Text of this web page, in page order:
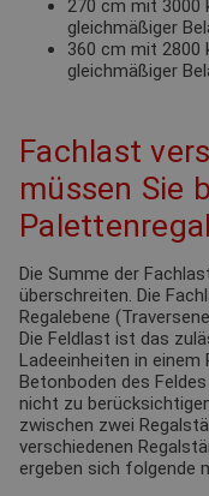
270 cm mit 3000
gleichmäßiger
360 cm mit 2800
gleichmäßiger
Fachlast
müssen Sie
Die Summe der
überschreiten. Die
Regalebene
Die Feldlast ist das
Ladeeinheiten in einem
Betonboden des
nicht zu
zwischen zwei
verschiedenen
ergeben sich folgende